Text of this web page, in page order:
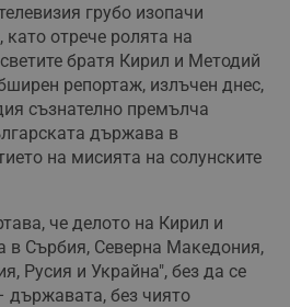
грубо изопачи
като отрече ролята на
братя Кирил и Методий
репортаж, излъчен днес,
съзнателно премълча
държава в
на мисията на солунските
че делото на Кирил и
в Сърбия, Северна Македония,
Русия и Украйна", без да се
държавата, без чиято